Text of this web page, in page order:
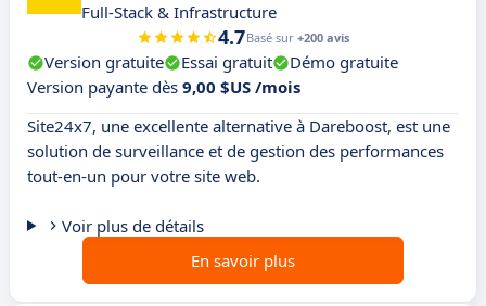
Full-Stack & Infrastructure
4.7Basé sur +200 avis
Version gratuite Essai gratuit
Démo gratuite
Version payante dès 9,00 $US /mois
Site24x7, une excellente alternative à Dareboost, est une
solution de surveillance et de gestion des performances
tout-en-un pour votre site web.
Voir plus de détails
En savoir plus